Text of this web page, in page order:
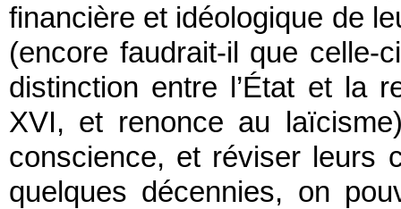
financière et idéologique de
(encore faudrait-il que celle-
distinction entre l’État et la
XVI, et renonce au
conscience, et réviser leurs
quelques décennies, on